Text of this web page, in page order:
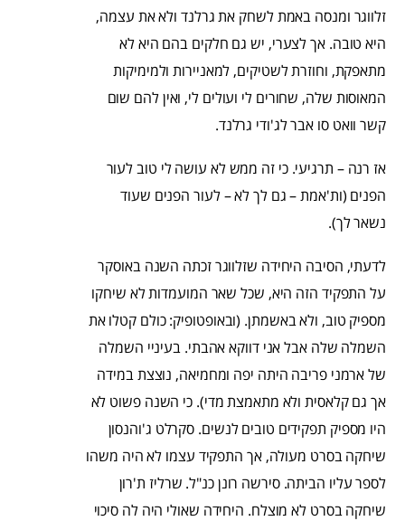
זלווגר ומנסה באמת לשחק את גרלנד ולא את עצמה,
היא טובה. אך לצערי, יש גם חלקים בהם היא לא
מתאפקת, וחוזרת לשטיקים, למאניירות ולמימיקות
המאוסות שלה, שחורים לי ועולים לי, ואין להם שום
קשר וואט סו אבר לג'ודי גרלנד.
אז רנה – תרגיעי. כי זה ממש לא עושה לי טוב לעור
הפנים (ות'אמת – גם לך לא – לעור הפנים שעוד
נשאר לך).
לדעתי, הסיבה היחידה שזלווגר זכתה השנה באוסקר
על התפקיד הזה היא, שכל שאר המועמדות לא שיחקו
מספיק טוב, ולא באשמתן. (ובאופטופיק: כולם קטלו את
השמלה שלה אבל אני דווקא אהבתי. בעיניי השמלה
של ארמני פריבה היתה יפה ומחמיאה, נוצצת במידה
אך גם קלאסית ולא מתאמצת מדי). כי השנה פשוט לא
היו מספיק תפקידים טובים לנשים. סקרלט ג'והנסון
שיחקה בסרט מעולה, אך התפקיד עצמו לא היה משהו
לספר עליו הביתה. סירשה רונן כנ"ל. שרליז ת'רון
שיחקה בסרט לא מוצלח. היחידה שאולי היה לה סיכוי